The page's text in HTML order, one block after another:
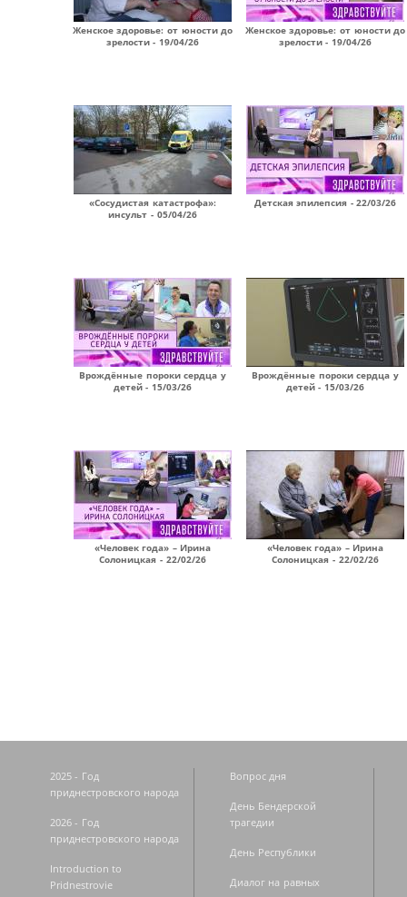
Женское здоровье: от юности до
зрелости - 19/04/26
Женское здоровье: от юности до
зрелости - 19/04/26
«Сосудистая катастрофа»:
инсульт - 05/04/26
Детская эпилепсия - 22/03/26
Врождённые пороки сердца у
детей - 15/03/26
Врождённые пороки сердца у
детей - 15/03/26
«Человек года» – Ирина
Солоницкая - 22/02/26
«Человек года» – Ирина
Солоницкая - 22/02/26
2025 - Год
приднестровского народа
2026 - Год
приднестровского народа
Introduction to
Pridnestrovie
Вопрос дня
День Бендерской
трагедии
День Республики
Диалог на равных